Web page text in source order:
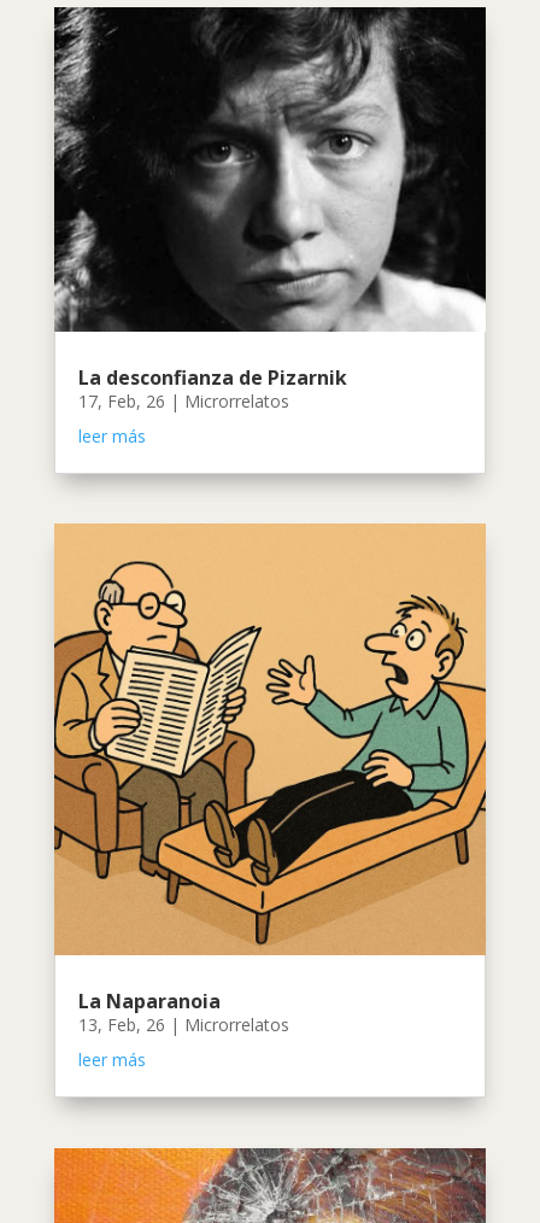
La desconfianza de Pizarnik
17, Feb, 26 | Microrrelatos
leer más
La Naparanoia
13, Feb, 26 | Microrrelatos
leer más